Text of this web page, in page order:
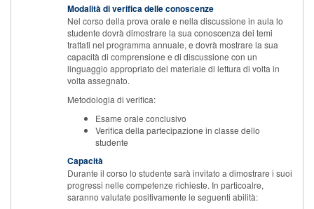
Modalità di verifica delle conoscenze
Nel corso della prova orale e nella discussione in aula lo
studente dovrà dimostrare la sua conoscenza dei temi
trattati nel programma annuale, e dovrà mostrare la sua
capacità di comprensione e di discussione con un
linguaggio appropriato del materiale di lettura di volta in
volta assegnato.
Metodologia di verifica:
Esame orale conclusivo
Verifica della partecipazione in classe dello
studente
Capacità
Durante il corso lo studente sarà invitato a dimostrare i suoi
progressi nelle competenze richieste. In particoalre,
saranno valutate positivamente le seguenti abilità: